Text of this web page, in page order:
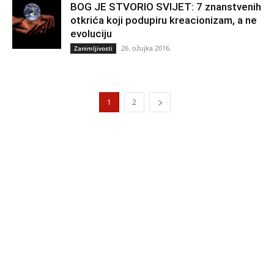
BOG JE STVORIO SVIJET: 7 znanstvenih
otkrića koji podupiru kreacionizam, a ne
evoluciju
Zanimljivosti 26. ožujka 2016.
1 2